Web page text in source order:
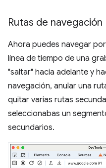
Rutas de navegación
Ahora puedes navegar
línea de tiempo de una
"saltar" hacia adelante y
navegación, anular una
quitar varias rutas
seleccionabas un
secundarios.